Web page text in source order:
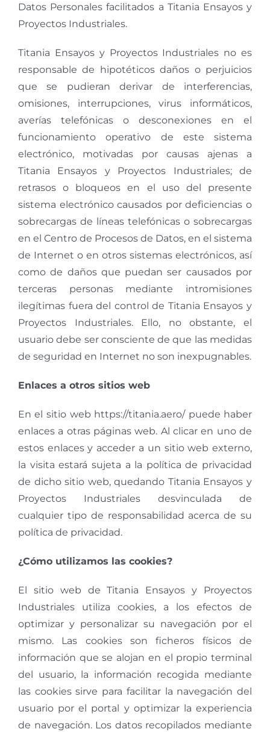
Datos Personales facilitados a Titania Ensayos y
Proyectos Industriales.
Titania Ensayos y Proyectos Industriales no es
responsable de hipotéticos daños o perjuicios
que se pudieran derivar de interferencias,
omisiones, interrupciones, virus informáticos,
averías telefónicas o desconexiones en el
funcionamiento operativo de este sistema
electrónico, motivadas por causas ajenas a
Titania Ensayos y Proyectos Industriales; de
retrasos o bloqueos en el uso del presente
sistema electrónico causados por deficiencias o
sobrecargas de líneas telefónicas o sobrecargas
en el Centro de Procesos de Datos, en el sistema
de Internet o en otros sistemas electrónicos, así
como de daños que puedan ser causados por
terceras personas mediante intromisiones
ilegítimas fuera del control de Titania Ensayos y
Proyectos Industriales. Ello, no obstante, el
usuario debe ser consciente de que las medidas
de seguridad en Internet no son inexpugnables.
Enlaces a otros sitios web
En el sitio web https://titania.aero/ puede haber
enlaces a otras páginas web. Al clicar en uno de
estos enlaces y acceder a un sitio web externo,
la visita estará sujeta a la política de privacidad
de dicho sitio web, quedando Titania Ensayos y
Proyectos Industriales desvinculada de
cualquier tipo de responsabilidad acerca de su
política de privacidad.
¿Cómo utilizamos las cookies?
El sitio web de Titania Ensayos y Proyectos
Industriales utiliza cookies, a los efectos de
optimizar y personalizar su navegación por el
mismo. Las cookies son ficheros físicos de
información que se alojan en el propio terminal
del usuario, la información recogida mediante
las cookies sirve para facilitar la navegación del
usuario por el portal y optimizar la experiencia
de navegación. Los datos recopilados mediante